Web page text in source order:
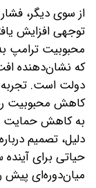
از سوی دیگر،
توجهی افزایش
که نشان‌دهنده
دولت است. تجربه
کاهش محبوبیت
به کاهش حمایت
دلیل، تصمیم
حیاتی برای
میان‌دوره‌ای